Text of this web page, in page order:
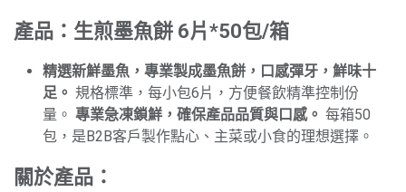
產品：生煎墨魚餅 6片*50包/箱
精選新鮮墨魚，專業製成墨魚餅，口感彈牙，鮮味十
足。 規格標準，每小包6片，方便餐飲精準控制份
量。 專業急凍鎖鮮，確保產品品質與口感。 每箱50
包，是B2B客戶製作點心、主菜或小食的理想選擇。
關於產品：